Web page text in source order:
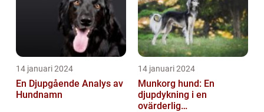
14 januari 2024
En Djupgående Analys av
Hundnamn
14 januari 2024
Munkorg hund: En
djupdykning i en
ovärderlig